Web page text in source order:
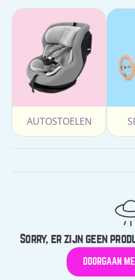
AUTOSTOELEN
Sorry, er zijn geen
DOORGAAN